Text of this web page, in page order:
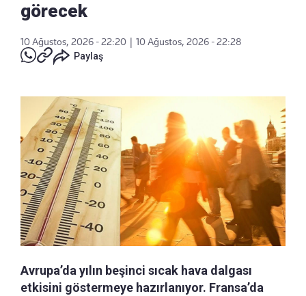
görecek
10 Ağustos, 2026 - 22:20
10 Ağustos, 2026 - 22:28
Paylaş
Avrupa’da yılın beşinci sıcak hava dalgası
etkisini göstermeye hazırlanıyor. Fransa’da